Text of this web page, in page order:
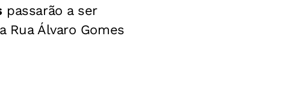
passarão a ser
Rua Álvaro Gomes